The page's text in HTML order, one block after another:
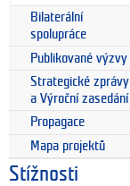
Bilaterální
spolupráce
Publikované výzvy
Strategické zprávy
a Výroční zasedání
Propagace
Mapa projektů
Stížnosti